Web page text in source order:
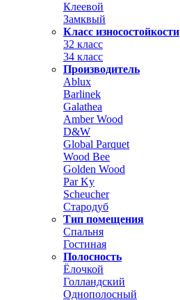
Клеевой
Замквый
Класс износостойкости
32 класс
34 класс
Производитель
Ablux
Barlinek
Galathea
Amber Wood
D&W
Global Parquet
Wood Bee
Golden Wood
Par Ky
Scheucher
Стародуб
Тип помещения
Спальня
Гостиная
Полосность
Ёлочкой
Голландский
Однополосный